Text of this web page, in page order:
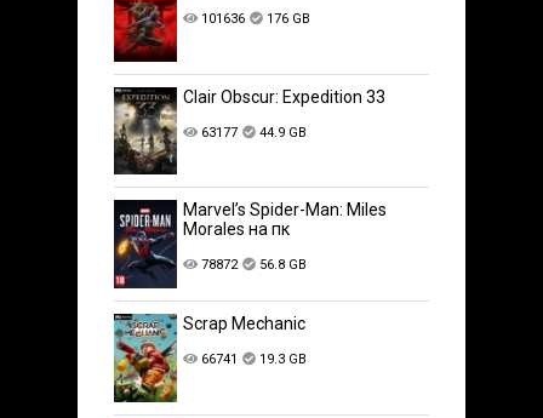
101636 176 GB
Clair Obscur: Expedition 33
63177 44.9 GB
Marvel’s Spider-Man: Miles
Morales на пк
78872 56.8 GB
Scrap Mechanic
66741 19.3 GB